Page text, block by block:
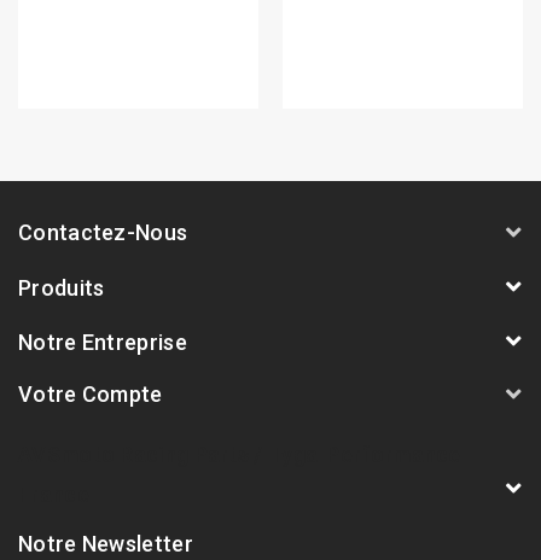
Contactez-Nous
Produits
Notre Entreprise
Votre Compte
Notre Newsletter